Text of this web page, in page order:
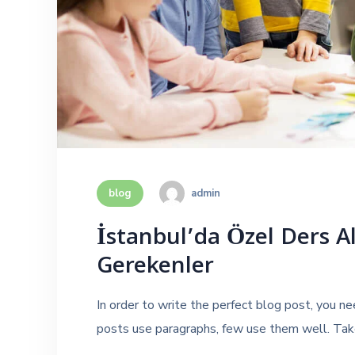
blog admin
İstanbul’da Özel Ders
Gerekenler
In order to write the perfect blog post, you
posts use paragraphs, few use them well.